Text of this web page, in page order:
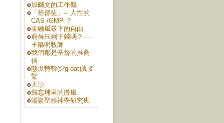
加爾文的工作觀
「基督徒」─ 人性的
CAS /GMP ？
金融風暴下的自由
窮得只剩下錢嗎？──
王陽明牧師
我們都是基督的推薦
信
態度轉斡(t?g-oat)真要
緊
天頂
難忘埔里的微風
漫談聖經神學研究班